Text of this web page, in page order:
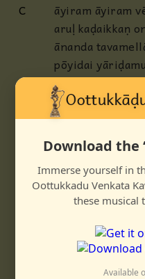
C
āyiram āyiram
aruḷ kaḍaikkaṇ
ānanda
pōyidai
purindavar yār
puṇṇiya
āyinum oru
maṛalidanadan
enbadum
āyamudal
tiruvaruḷ peṛumō
āruyir
adanilum
Download the
Immerse yourself in
Oottukkadu Venkata
these musical
Available